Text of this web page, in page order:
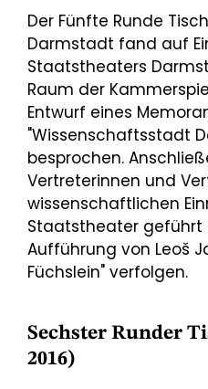
Der Fünfte Runde
Darmstadt fand auf
Staatstheaters
Raum der
Entwurf eines
"Wissenschaftsstadt
besprochen.
Vertreterinnen und
wissenschaftlichen
Staatstheater geführt
Aufführung von Leoš
Füchslein" verfolgen.
Sechster Runder
2016)